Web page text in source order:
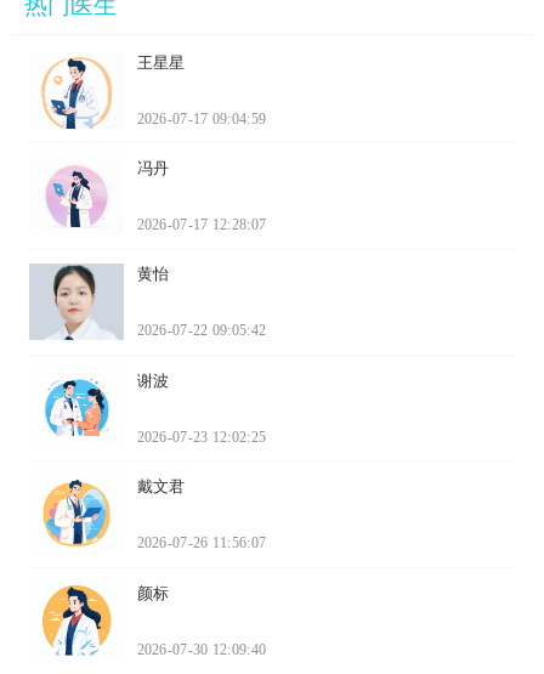
王星星
2026-07-17 09:04:59
冯丹
2026-07-17 12:28:07
黄怡
2026-07-22 09:05:42
谢波
2026-07-23 12:02:25
戴文君
2026-07-26 11:56:07
颜标
2026-07-30 12:09:40